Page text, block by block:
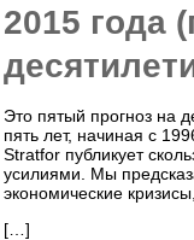
2015 года
Это пятый прогноз на
пять лет, начиная с
Stratfor публикует
усилиями. Мы
экономические
[…]